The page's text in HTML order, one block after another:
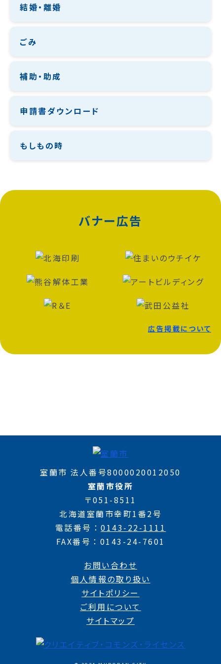
結婚・離婚
ごみ
補助・助成
申請書ダウンロード
もしもの時
バナー広告
広告掲載について
室蘭市 法人番号8000020012050
室蘭市役所
〒051-8511
北海道室蘭市幸町1番2号
電話番号
0143-22-1111
FAX番号
0143-24-7601
お問い合わせ
個人情報の取り扱い
サイトポリシー
ご利用について
サイトマップ